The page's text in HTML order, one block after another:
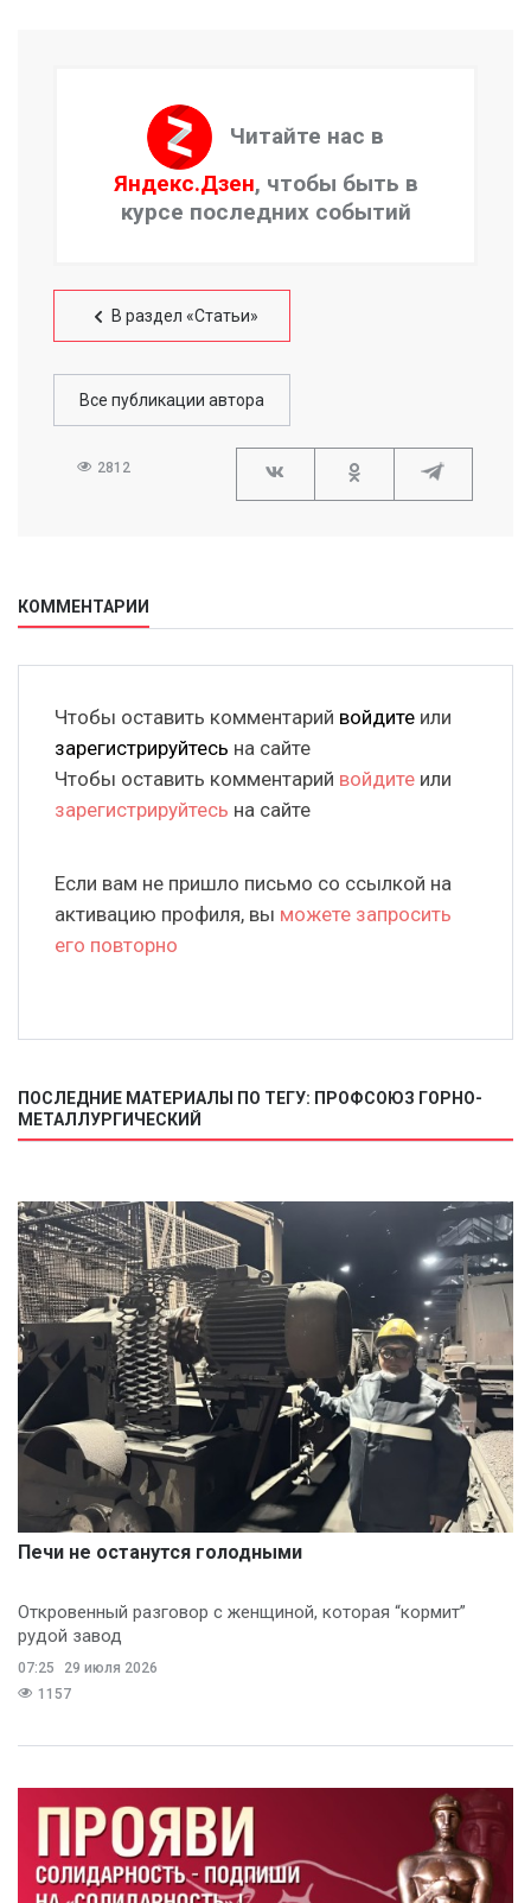
Читайте нас в
Яндекс.Дзен, чтобы быть в
курсе последних событий
В раздел «Статьи»
Все публикации автора
2812
КОММЕНТАРИИ
Чтобы оставить комментарий войдите или
зарегистрируйтесь на сайте
Чтобы оставить комментарий войдите или
зарегистрируйтесь на сайте
Если вам не пришло письмо со ссылкой на
активацию профиля, вы можете запросить
его повторно
ПОСЛЕДНИЕ МАТЕРИАЛЫ ПО ТЕГУ: ПРОФСОЮЗ ГОРНО-
МЕТАЛЛУРГИЧЕСКИЙ
Печи не останутся голодными
Откровенный разговор с женщиной, которая “кормит”
рудой завод
07:25
29 июля 2026
1157